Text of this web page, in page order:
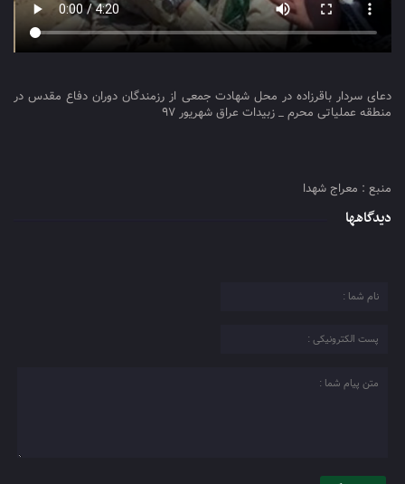
دعای سردار باقرزاده در محل شهادت جمعی از رزمندگان دوران دفاع مقدس در
منطقه عملیاتی محرم _ زبیدات عراق شهریور ۹۷
منبع : معراج شهدا
دیدگاهها